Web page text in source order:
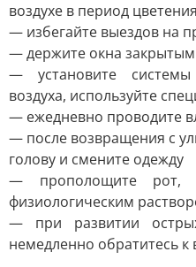
воздухе в период цветения
— избегайте выездов на
— держите окна
— установите
воздуха, используйте
— ежедневно проводите
— после возвращения с
голову и смените одежду
— прополощите рот,
физиологическим
— при развитии
немедленно обратитесь к